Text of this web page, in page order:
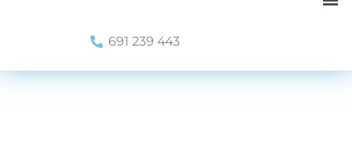
691 239 443